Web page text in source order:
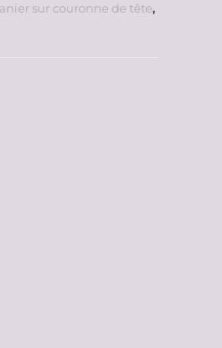
sur couronne de tête,